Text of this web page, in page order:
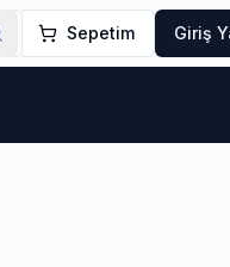
Sepetim Giriş